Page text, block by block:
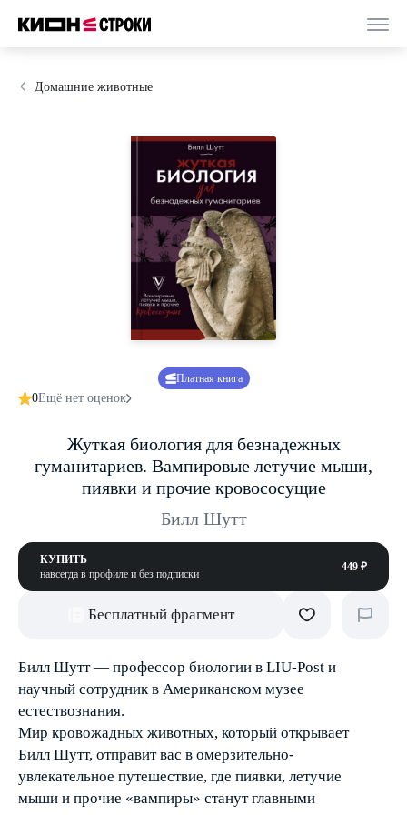
Домашние животные
Платная книга
0Ещё нет оценок
Жуткая биология для безнадежных
гуманитариев. Вампировые летучие мыши,
пиявки и прочие кровососущие
Билл Шутт
КУПИТЬ
навсегда в профиле и без подписки
449 ₽
Бесплатный фрагмент
Билл Шутт — профессор биологии в LIU-Post и
научный сотрудник в Американском музее
естествознания.
Мир кровожадных животных, который открывает
Билл Шутт, отправит вас в омерзительно-
увлекательное путешествие, где пиявки, летучие
мыши и прочие «вампиры» станут главными